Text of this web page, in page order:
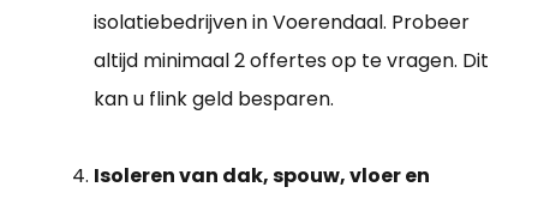
isolatiebedrijven in Voerendaal. Probeer
altijd minimaal 2 offertes op te vragen. Dit
kan u flink geld besparen.
Isoleren van dak, spouw, vloer en